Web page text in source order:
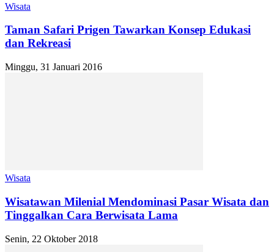
Wisata
Taman Safari Prigen Tawarkan Konsep Edukasi
dan Rekreasi
Minggu, 31 Januari 2016
Wisata
Wisatawan Milenial Mendominasi Pasar Wisata dan
Tinggalkan Cara Berwisata Lama
Senin, 22 Oktober 2018